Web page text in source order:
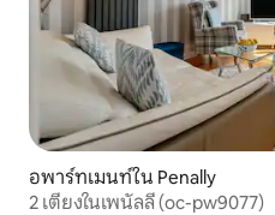
อพาร์ทเมนท์ใน Penally
2 เตียงในเพนัลลี (oc-pw9077)